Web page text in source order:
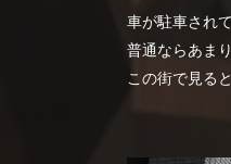
車が駐車され
普通ならあま
この街で見る